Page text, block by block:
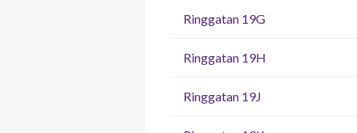
Ringgatan 19G
Ringgatan 19H
Ringgatan 19J